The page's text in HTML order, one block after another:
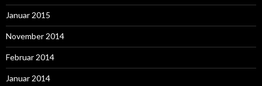
Januar 2015
November 2014
Februar 2014
Januar 2014